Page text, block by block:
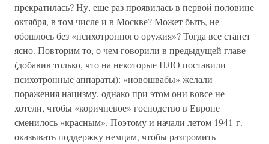
прекратилась? Ну, еще раз проявилась в первой половине
октября, в том числе и в Москве? Может быть, не
обошлось без «психотронного оружия»? Тогда все станет
ясно. Повторим то, о чем говорили в предыдущей главе
(добавив только, что на некоторые НЛО поставили
психотронные аппараты): «новошвабы» желали
поражения нацизму, однако при этом они вовсе не
хотели, чтобы «коричневое» господство в Европе
сменилось «красным». Поэтому и начали летом 1941 г.
оказывать поддержку немцам, чтобы разгромить